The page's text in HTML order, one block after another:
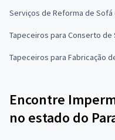
Serviços de Reforma de Sofá
Tapeceiros para Conserto de
Tapeceiros para Fabricação
Encontre
no estado do